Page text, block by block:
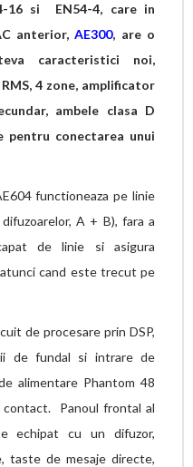
16 si EN54-4, care in
anterior,AE300, are o
caracteristici noi,
4 zone, amplificator
ambele clasa D
pentru conectarea unui
functioneaza pe linie
A + B), fara a
de linie si asigura
cand este trecut pe
de procesare prin DSP,
de fundal si intrare de
alimentare Phantom 48
Panoul frontal al
echipat cu un difuzor,
taste de mesaje directe,